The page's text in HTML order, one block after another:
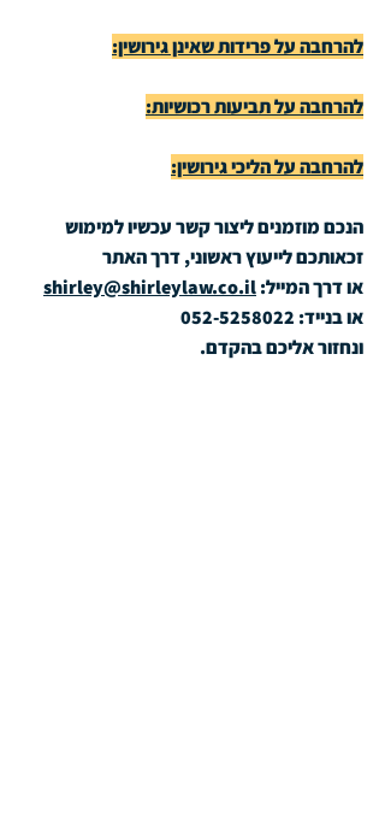
להרחבה על פרידות שאינן גירושין:
להרחבה על תביעות רכושיות:
להרחבה על הליכי גירושין:
הנכם מוזמנים ליצור קשר עכשיו למימוש
זכאותכם לייעוץ ראשוני, דרך האתר
או דרך המייל: shirley@shirleylaw.co.il
או בנייד: 052-5258022
ונחזור אליכם בהקדם.